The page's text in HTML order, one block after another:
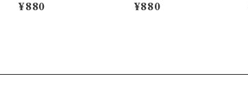
¥880 ¥880